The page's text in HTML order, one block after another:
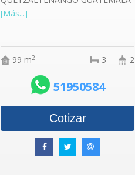
[Más...]
99 m2 2
3
51950584
Cotizar